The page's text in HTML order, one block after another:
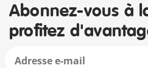
Abonnez-vous à
profitez